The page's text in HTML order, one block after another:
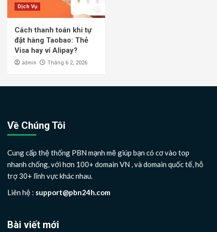
Dịch Vụ
Cách thanh toán khi tự
đặt hàng Taobao: Thẻ
Visa hay ví Alipay?
admin Tháng 6 2, 2026
Về Chúng Tôi
Cung cấp thệ thống PBN mạnh mẽ giúp bạn có cơ vào top
nhanh chống, với hơn 100+ domain VN , và domain quốc tế, hỗ
trợ 30+ lĩnh vực khác nhau.
Liên hệ : support@pbn24h.com
Bài viết mới